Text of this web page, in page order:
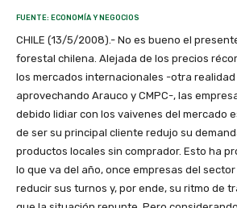
FUENTE: ECONOMÍA Y NEGOCIOS
CHILE (13/5/2008).- No es bueno el
forestal chilena. Alejada de los precios
los mercados internacionales -otra
aprovechando Arauco y CMPC-, las
debido lidiar con los vaivenes del mercado
de ser su principal cliente redujo su
productos locales sin comprador. Esto ha
lo que va del año, once empresas del
reducir sus turnos y, por ende, su ritmo de